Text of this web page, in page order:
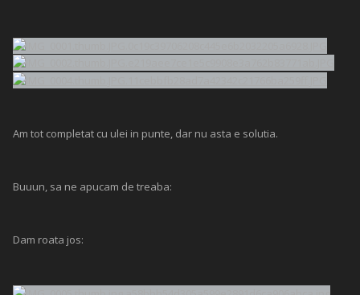
Am tot completat cu ulei in punte, dar nu asta e solutia.
Buuun, sa ne apucam de treaba:
Dam roata jos: